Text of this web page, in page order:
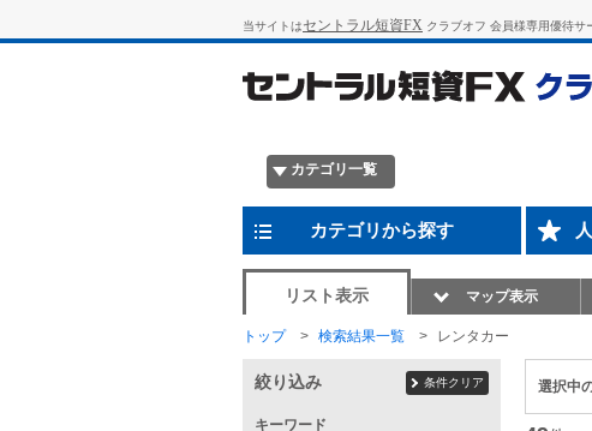
当サイトはセントラル短資FX クラブオフ 会員様専用優待サ
カテゴリ一覧
カテゴリから探す
リスト表示 マップ表示
トップ 検索結果一覧 レンタカー
選択中
絞り込み 条件クリア
キーワード